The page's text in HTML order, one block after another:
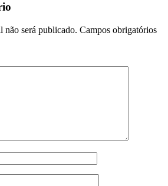
não será publicado. Campos obrigatórios